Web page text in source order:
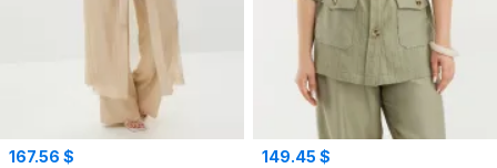
167.56 $
149.45 $